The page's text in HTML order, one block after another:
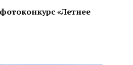
«Летнее